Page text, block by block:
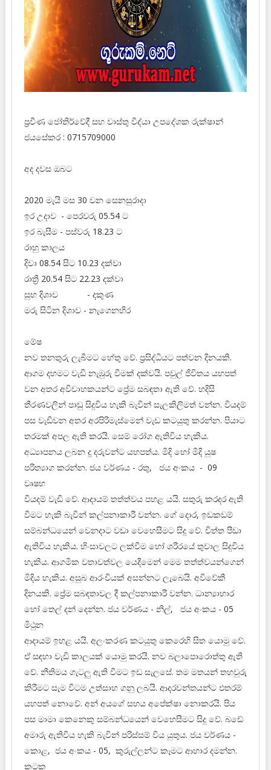
ප්‍රවීණ ජෝතිර්වේදී සහ වාස්තු විද්‍‍යා උපදේශක රුක්ෂාන්
ජයසේකර : 0715709000
අද දවස ඔබට
2020 මැයි මස 30 වන සෙනසුරාදා
ඉර උදාව - පෙරවරු 05.54 ට
ඉර බැසීම - පස්වරු 18.23 ට
රාහු කාලය
දිවා 08.54 සිට 10.23 දක්වා
රාත්‍රී 20.54 සිට 22.23 දක්වා
සුභ දිශාව - දකුණ
මරු සිටින දිශාව - නැගෙනහිර
මේෂ
නව තනතුරු ලැබීමට හේතු වේ. ප්‍රසිද්ධියට පත්වන දිනයකි.
ආගම දහමට වැඩි නැඹුරු වීමක් දක්වයි. පවුල් ජීවිතය යහපත්
වන අතර අවිවාහකයන්ට ප්‍රේම සබඳතා ඇති වේ. හදිසි
තීරණවලින් පාඩු සිදුවිය හැකි බැවින් සැලකිලිමත් වන්න. වියදම්
පස වැඩිවන අතර අරපිරිමැස්මෙන් වැඩ කටයුතු කරන්න. පියාට
තරමක් අපල ඇති කරයි. සෙම් රෝග ඇතිවිය හැකිය.
අධ්‍යාපනය ලබන දූ දරුවන්ට යහපත්ය. මිදි හෝ මිදි යුෂ
පරිත්‍යාග කරන්න. ජය වර්ණය - රතු, ජය අංකය - 09
වෘෂභ
වියදම් වැඩි වේ. ආදායම් තත්ත්වය පහළ යයි. සතුරු කරදර ඇති
වීමට හැකි බැවින් කල්පනාකාරී වන්න. ගේ දොර, ඉඩකඩම්
සම්බන්ධයෙන් වෙනදාට වඩා වෙහෙසීමට සිදු වේ. චිත්ත පීඩා
ඇතිවිය හැකිය. හිංසාවලට ලක්වීම හෝ ශරීරයේ තුවාල සිදුවිය
හැකිය. ආගමික වතාවත්වල යෙදීමෙන් මෙම තත්ත්වයන්ගෙන්
මිදිය හැකිය. අසුබ ආරංචියක් අසන්නට ලැබෙයි. අවිවේකී
දිනයකි. ප්‍රේම සබඳතාවල දී කල්පනාකාරී වන්න. ධාන්‍යාහාර
හෝ තෙල් දන් දෙන්න. ජය වර්ණය - නිල්, ජය අංකය - 05
මිථුන
ආදායම් ඉහළ යයි. අලංකරණ කටයුතු කෙරෙහි සිත යොමු වේ.
ඒ සඳහා වැඩි කාලයක් යොමු කරයි. නව බලාපොරොත්තු ඇති
වේ. නීතිමය ගැටලු ඇති වීමට ඉඩ සැලසේ. තම මතයන් තහවුරු
කිරීමට සැම විටම උත්සාහ ගනු ලබයි. ආදරවන්තයන්ට එතරම්
යහපත් නොවේ. අන් අයගේ සහය අපේක්ෂා නොකරයි. පිය
පස මාමා කෙනෙකු සම්බන්ධයෙන් වෙහෙසීමට සිදු වේ. බඩේ
අමාරු ඇතිවිය හැකි බැවින් පරිස්සම් විය යුතුය. ජය වර්ණය -
කොළ, ජය අංකය - 05, කුරුල්ලන්ට කෑමට ආහාර දමන්න.
කටක